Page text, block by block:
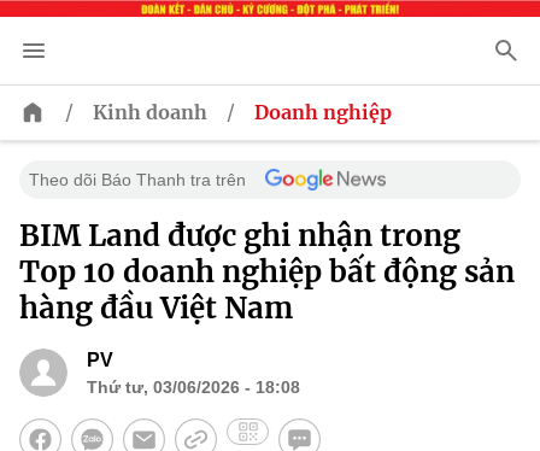
/ Kinh doanh / Doanh nghiệp
Theo dõi Báo Thanh tra trên
BIM Land được ghi nhận trong
Top 10 doanh nghiệp bất động sản
hàng đầu Việt Nam
PV
Thứ tư, 03/06/2026 - 18:08